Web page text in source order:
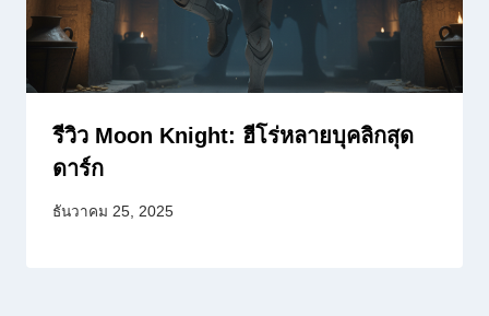
รีวิว Moon Knight: ฮีโร่หลายบุคลิกสุด
ดาร์ก
ธันวาคม 25, 2025